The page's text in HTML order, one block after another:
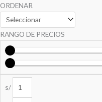
ORDENAR
RANGO DE PRECIOS
s/